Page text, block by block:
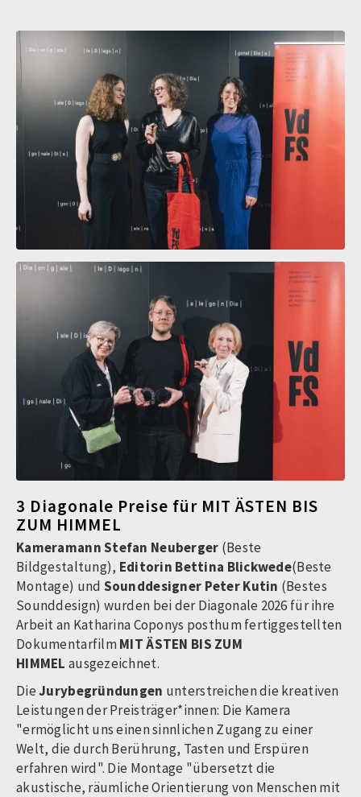
3 Diagonale Preise für MIT ÄSTEN BIS
ZUM HIMMEL
Kameramann Stefan Neuberger (Beste
Bildgestaltung), Editorin Bettina Blickwede(Beste
Montage) und Sounddesigner Peter Kutin (Bestes
Sounddesign) wurden bei der Diagonale 2026 für ihre
Arbeit an Katharina Coponys posthum fertiggestellten
DokumentarfilmMIT ÄSTEN BIS ZUM
HIMMEL ausgezeichnet.
DieJurybegründungen unterstreichen die kreativen
Leistungen der Preisträger*innen: Die Kamera
"ermöglicht uns einen sinnlichen Zugang zu einer
Welt, die durch Berührung, Tasten und Erspüren
erfahren wird". Die Montage "übersetzt die
akustische, räumliche Orientierung von Menschen mit